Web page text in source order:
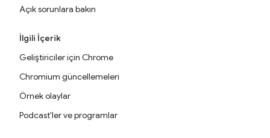
Açık sorunlara bakın
İlgili İçerik
Geliştiriciler için Chrome
Chromium güncellemeleri
Örnek olaylar
Podcast'ler ve programlar